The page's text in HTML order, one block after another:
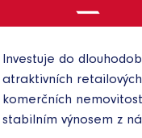
Investuje do
atraktivních
komerčních
stabilním výnosem z